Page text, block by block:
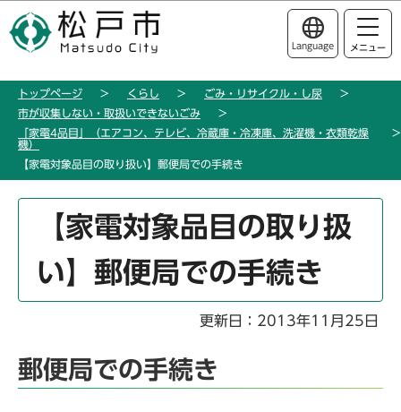
の
ー
このページの本文へ移動
Language メニュー
トップページ くらし
ごみ・リサイクル・し尿
市が収集しない・取扱いできないごみ
「家電4品目」（エアコン、テレビ、冷蔵庫・冷凍庫、洗濯機・衣類乾燥
機）
【家電対象品目の取り扱い】郵便局での手続き
か
【家電対象品目の取り扱
い】郵便局での手続き
更新日：2013年11月25日
郵便局での手続き